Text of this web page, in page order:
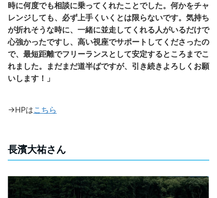
時に何度でも相談に乗ってくれたことでした。何かをチャ
レンジしても、必ず上手くいくとは限らないです。気持ち
が折れそうな時に、一緒に並走してくれる人がいるだけで
心強かったですし、高い視座でサポートしてくださったの
で、最短距離でフリーランスとして安定するところまでこ
れました。まだまだ道半ばですが、引き続きよろしくお願
いします！」
→HPはこちら
長濱大祐さん